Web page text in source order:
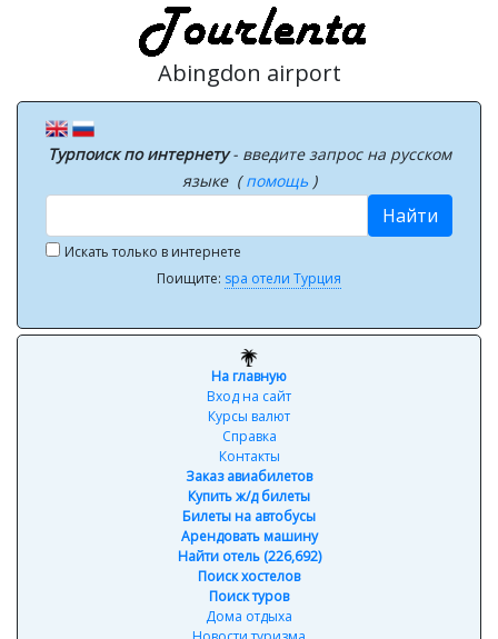
Abingdon airport
Турпоиск по интернету- введите запрос на русском
языке (помощь )
Найти
Искать только в интернете
Поищите: spa отели Турция
На главную
Вход на сайт
Курсы валют
Справка
Контакты
Заказ авиабилетов
Купить ж/д билеты
Билеты на автобусы
Арендовать машину
Найти отель (226,692)
Поиск хостелов
Поиск туров
Дома отдыха